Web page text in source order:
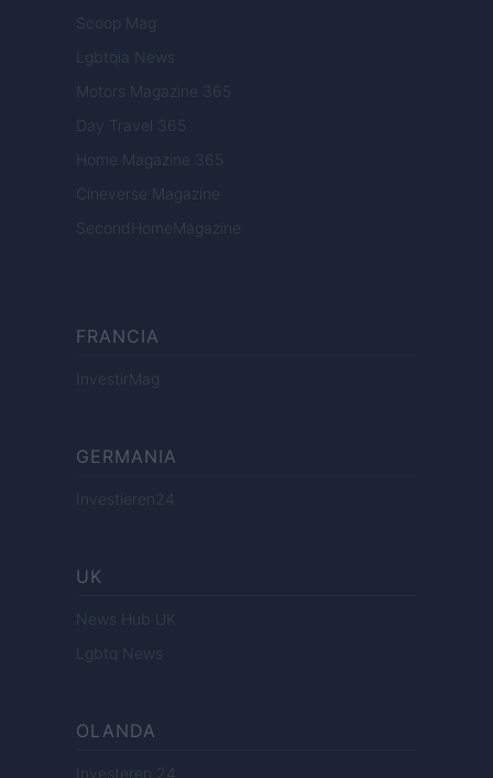
Scoop Mag
Lgbtqia News
Motors Magazine 365
Day Travel 365
Home Magazine 365
Cineverse Magazine
SecondHomeMagazine
FRANCIA
InvestirMag
GERMANIA
Investieren24
UK
News Hub UK
Lgbtq News
OLANDA
Investeren 24